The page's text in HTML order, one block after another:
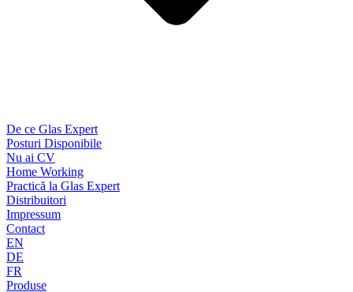
De ce Glas Expert
Posturi Disponibile
Nu ai CV
Home Working
Practică la Glas Expert
Distribuitori
Impressum
Contact
EN
DE
FR
Produse